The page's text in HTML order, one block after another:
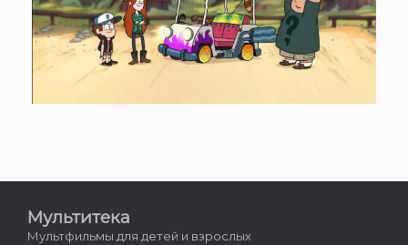
Мультитека
Мультфильмы для детей и взрослых